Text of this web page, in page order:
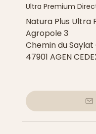
Ultra Premium
Natura Plus Ultra
Agropole 3
Chemin du Saylat
47901 AGEN